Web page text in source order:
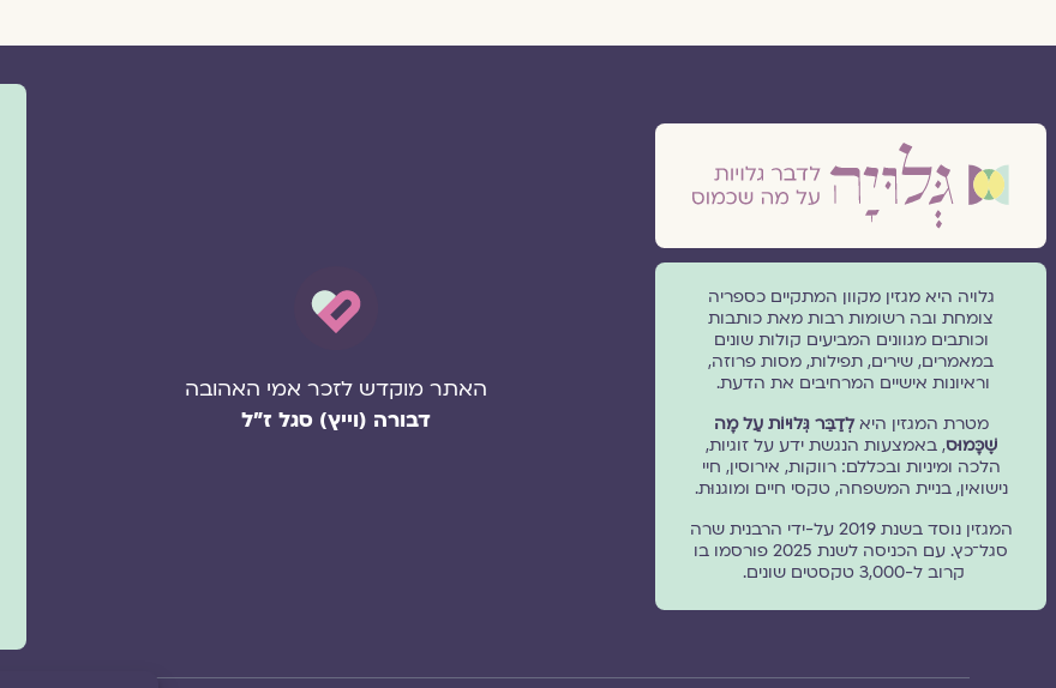
גלויה היא מגזין מקוון המתקיים כספריה
צומחת ובה רשומות רבות מאת כותבות
וכותבים מגוונים המביעים קולות שונים
במאמרים, שירים, תפילות, מסות פרוזה,
וראיונות אישיים המרחיבים את הדעת.
מטרת המגזין היאלְדַבֵּר גְּלוּיוֹת עַל מָה
שֶׁכָּמוּס, באמצעות הנגשת ידע על זוגיות,
הלכה ומיניות ובכללם: רווקות, אירוסין, חיי
נישואין, בניית המשפחה, טקסי חיים ומוגנוּת.
המגזין נוסד בשנת 2019 על-ידי הרבנית שרה
סגל־כץ. עם הכניסה לשנת 2025 פורסמו בו
קרוב ל-3,000 טקסטים שונים.
האתר מוקדש לזכר אמי האהובה
דבורה (וייץ) סגל ז"ל